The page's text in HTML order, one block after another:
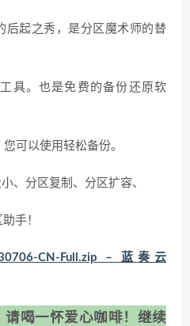
后起之秀，是分区魔术师的替
具。也是免费的备份还原软
可以使用轻松备份。
、分区复制、分区扩容、
手！
CN-Full.zip – 蓝奏云
喝一怀爱心咖啡！继续